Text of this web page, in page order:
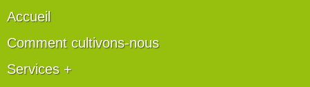
Accueil
Comment cultivons-nous
Services +